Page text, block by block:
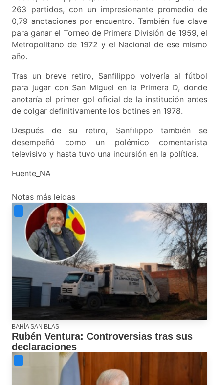
263 partidos, con un impresionante promedio de
0,79 anotaciones por encuentro. También fue clave
para ganar el Torneo de Primera División de 1959, el
Metropolitano de 1972 y el Nacional de ese mismo
año.
Tras un breve retiro, Sanfilippo volvería al fútbol
para jugar con San Miguel en la Primera D, donde
anotaría el primer gol oficial de la institución antes
de colgar definitivamente los botines en 1978.
Después de su retiro, Sanfilippo también se
desempeñó como un polémico comentarista
televisivo y hasta tuvo una incursión en la política.
Fuente_NA
Notas más leidas
BAHÍA SAN BLAS
Rubén Ventura: Controversias tras sus
declaraciones